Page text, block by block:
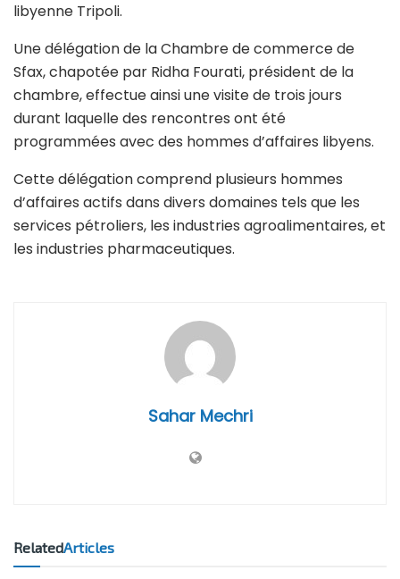
libyenne Tripoli.
Une délégation de la Chambre de commerce de
Sfax, chapotée par Ridha Fourati, président de la
chambre, effectue ainsi une visite de trois jours
durant laquelle des rencontres ont été
programmées avec des hommes d’affaires libyens.
Cette délégation comprend plusieurs hommes
d’affaires actifs dans divers domaines tels que les
services pétroliers, les industries agroalimentaires, et
les industries pharmaceutiques.
Sahar Mechri
RelatedArticles